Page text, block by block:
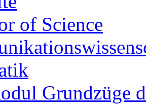
of Science
Grundzüge